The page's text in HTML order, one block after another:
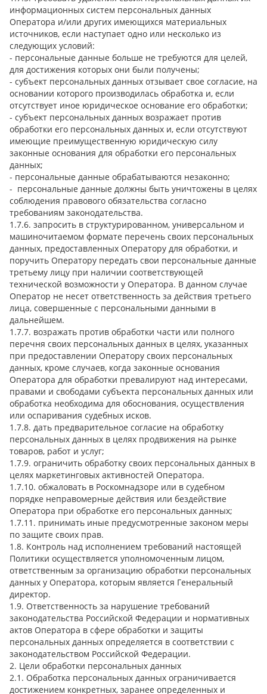
информационных систем персональных данных
Оператора и/или других имеющихся материальных
источников, если наступает одно или несколько из
следующих условий:
- персональные данные больше не требуются для целей,
для достижения которых они были получены;
- субъект персональных данных отзывает свое согласие, на
основании которого производилась обработка и, если
отсутствует иное юридическое основание его обработки;
- субъект персональных данных возражает против
обработки его персональных данных и, если отсутствуют
имеющие преимущественную юридическую силу
законные основания для обработки его персональных
данных;
- персональные данные обрабатываются незаконно;
- персональные данные должны быть уничтожены в целях
соблюдения правового обязательства согласно
требованиям законодательства.
1.7.6. запросить в структурированном, универсальном и
машиночитаемом формате перечень своих персональных
данных, предоставленных Оператору для обработки, и
поручить Оператору передать свои персональные данные
третьему лицу при наличии соответствующей
технической возможности у Оператора. В данном случае
Оператор не несет ответственность за действия третьего
лица, совершенные с персональными данными в
дальнейшем.
1.7.7. возражать против обработки части или полного
перечня своих персональных данных в целях, указанных
при предоставлении Оператору своих персональных
данных, кроме случаев, когда законные основания
Оператора для обработки превалируют над интересами,
правами и свободами субъекта персональных данных или
обработка необходима для обоснования, осуществления
или оспаривания судебных исков.
1.7.8. дать предварительное согласие на обработку
персональных данных в целях продвижения на рынке
товаров, работ и услуг;
1.7.9. ограничить обработку своих персональных данных в
целях маркетинговых активностей Оператора.
1.7.10. обжаловать в Роскомнадзоре или в судебном
порядке неправомерные действия или бездействие
Оператора при обработке его персональных данных;
1.7.11. принимать иные предусмотренные законом меры
по защите своих прав.
1.8. Контроль над исполнением требований настоящей
Политики осуществляется уполномоченным лицом,
ответственным за организацию обработки персональных
данных у Оператора, которым является Генеральный
директор.
1.9. Ответственность за нарушение требований
законодательства Российской Федерации и нормативных
актов Оператора в сфере обработки и защиты
персональных данных определяется в соответствии с
законодательством Российской Федерации.
2. Цели обработки персональных данных
2.1. Обработка персональных данных ограничивается
достижением конкретных, заранее определенных и